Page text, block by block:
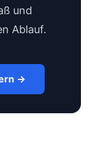
und
Ablauf.
→